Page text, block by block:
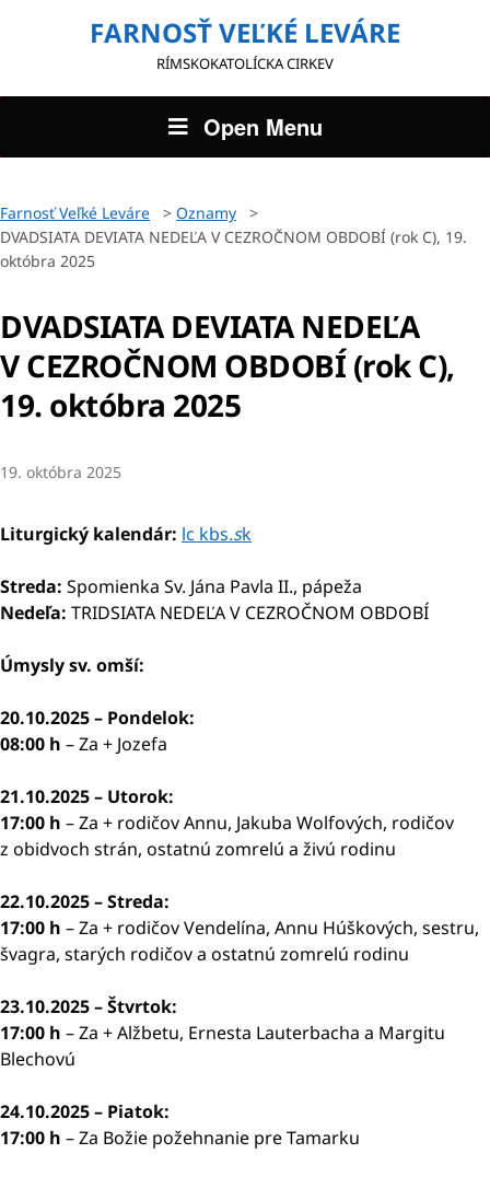
FARNOSŤ VEĽKÉ LEVÁRE
RÍMSKOKATOLÍCKA CIRKEV
Open Menu
Farnosť Veľké Leváre > Oznamy
>
DVADSIATA DEVIATA NEDEĽA V CEZROČNOM OBDOBÍ (rok C), 19.
októbra 2025
DVADSIATA DEVIATA NEDEĽA
V CEZROČNOM OBDOBÍ (rok C),
19. októbra 2025
19. októbra 2025
Liturgický kalendár: lc kbs.sk
Streda: Spomienka Sv. Jána Pavla II., pápeža
Nedeľa: TRIDSIATA NEDEĽA V CEZROČNOM OBDOBÍ
Úmysly sv. omší:
20.10.2025 – Pondelok:
08:00 h – Za + Jozefa
21.10.2025 – Utorok:
17:00 h – Za + rodičov Annu, Jakuba Wolfových, rodičov
z obidvoch strán, ostatnú zomrelú a živú rodinu
22.10.2025 – Streda:
17:00 h – Za + rodičov Vendelína, Annu Húškových, sestru,
švagra, starých rodičov a ostatnú zomrelú rodinu
23.10.2025 – Štvrtok:
17:00 h – Za + Alžbetu, Ernesta Lauterbacha a Margitu
Blechovú
24.10.2025 – Piatok:
17:00 h – Za Božie požehnanie pre Tamarku